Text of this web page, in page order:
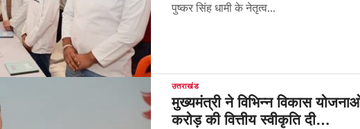
पुष्कर सिंह धामी के नेतृत्व...
उत्तराखंड
मुख्यमंत्री ने विभिन्न विकास
करोड़ की वित्तीय स्वीकृति दी…